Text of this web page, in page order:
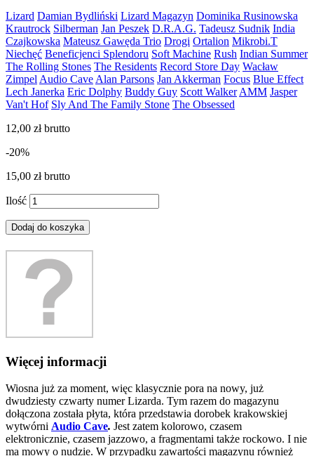
Lizard Damian Bydliński Lizard Magazyn Dominika Rusinowska
Krautrock Silberman Jan Peszek D.R.A.G. Tadeusz Sudnik India
Czajkowska Mateusz Gawęda Trio Drogi Ortalion Mikrobi.T
Niechęć Beneficjenci Splendoru Soft Machine Rush Indian Summer
The Rolling Stones The Residents Record Store Day Wacław
Zimpel Audio Cave Alan Parsons Jan Akkerman Focus Blue Effect
Lech Janerka Eric Dolphy Buddy Guy Scott Walker AMM Jasper
Van't Hof Sly And The Family Stone The Obsessed
12,00 złbrutto
-20%
15,00 złbrutto
Ilość
Dodaj do koszyka
Więcej informacji
Wiosna już za moment, więc klasycznie pora na nowy, już
dwudziesty czwarty numer Lizarda. Tym razem do magazynu
dołączona została płyta, która przedstawia dorobek krakowskiej
wytwórni Audio Cave. Jest zatem kolorowo, czasem
elektronicznie, czasem jazzowo, a fragmentami także rockowo. I nie
ma mowy o nudzie. W przypadku zawartości magazynu również